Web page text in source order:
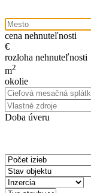
cena nehnuteľnosti
€
rozloha nehnuteľnosti
m2
okolie
Doba úveru